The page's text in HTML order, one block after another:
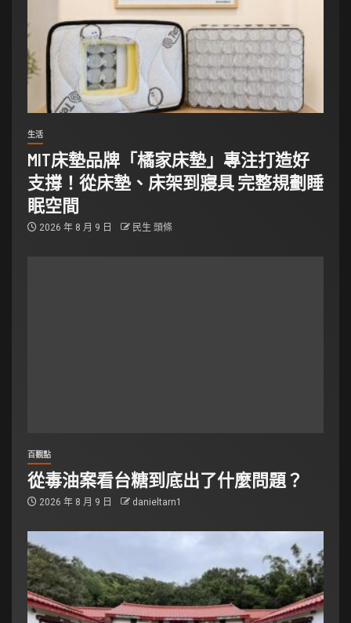
生活
MIT床墊品牌「橘家床墊」專注打造好
支撐！從床墊、床架到寢具 完整規劃睡
眠空間
2026 年 8 月 9 日 民生 頭條
百觀點
從毒油案看台糖到底出了什麼問題？
2026 年 8 月 9 日 danieltarn1